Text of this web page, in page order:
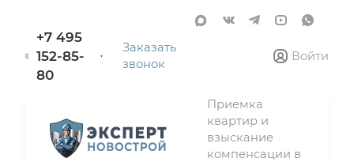
+7 495
152-85-
80
Заказать
звонок
Войти
Приемка
квартир и
взыскание
компенсации в